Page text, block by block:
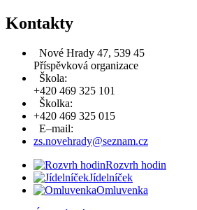
Kontakty
Nové Hrady 47, 539 45
Příspěvková organizace
Škola:
+420 469 325 101
Školka:
+420 469 325 015
E–mail:
zs.novehrady@seznam.cz
Rozvrh hodin
Jídelníček
Omluvenka